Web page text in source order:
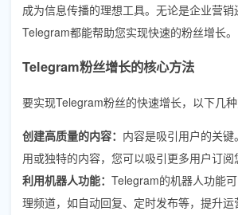
成为信息传播的理想工具。无论是企业营销
Telegram都能帮助您实现快速的粉丝增长。
Telegram粉丝增长的核心方法
要实现Telegram粉丝的快速增长，以下几种
创建高质量的内容： 内容是吸引用户的关
用或独特的内容，您可以吸引更多用户订阅
利用机器人功能： Telegram的机器人功能
理频道，如自动回复、定时发布等，提升运